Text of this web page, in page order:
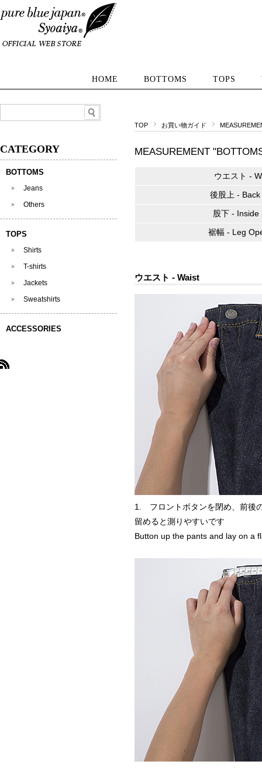
HOME BOTTOMS TOPS
TOP お買い物ガイド
MEASUREMENT
ウエスト -
後股上 - Back
股下 - Inside
裾幅 - Leg
ウエスト - Waist
1. フロントボタンを閉め、前後
留めると測りやすいです
Button up the pants and lay on a
CATEGORY
BOTTOMS
Jeans
Others
TOPS
Shirts
T-shirts
Jackets
Sweatshirts
ACCESSORIES